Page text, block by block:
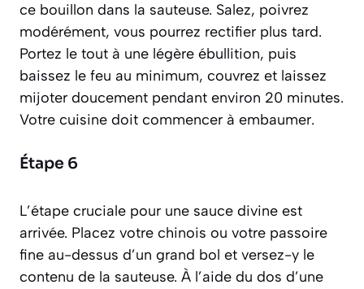
ce bouillon dans la sauteuse. Salez, poivrez
modérément, vous pourrez rectifier plus tard.
Portez le tout à une légère ébullition, puis
baissez le feu au minimum, couvrez et laissez
mijoter doucement pendant environ 20 minutes.
Votre cuisine doit commencer à embaumer.
Étape 6
L’étape cruciale pour une sauce divine est
arrivée. Placez votre chinois ou votre passoire
fine au-dessus d’un grand bol et versez-y le
contenu de la sauteuse. À l’aide du dos d’une